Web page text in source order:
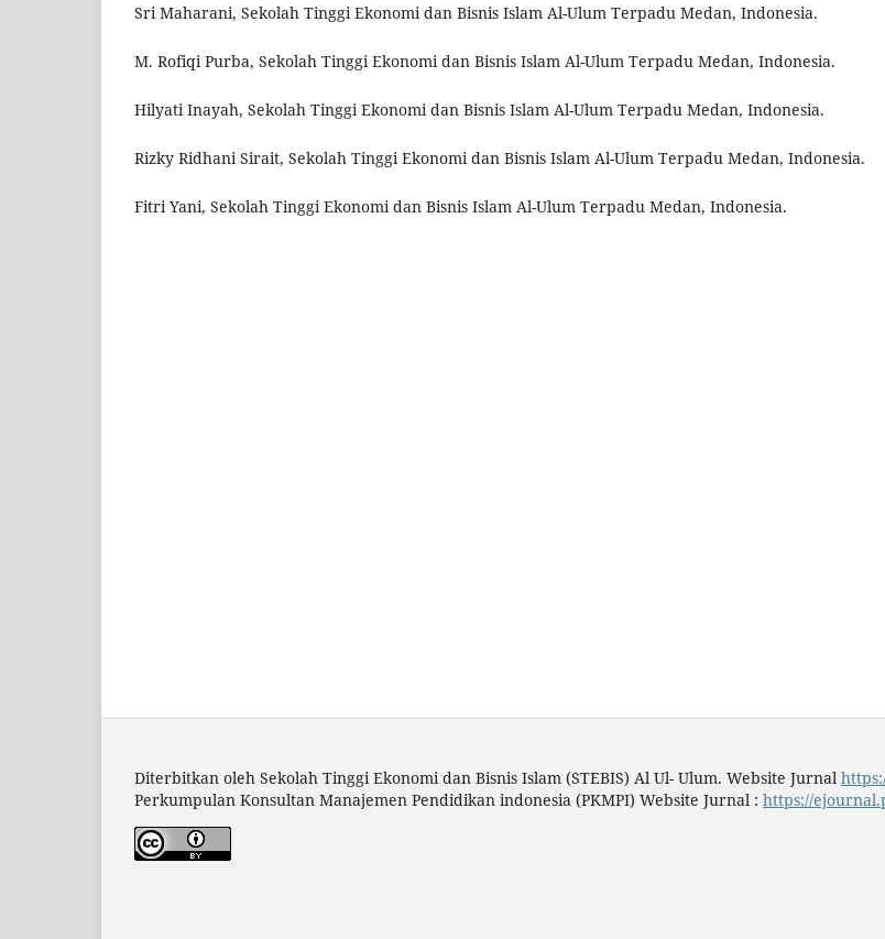
Sri Maharani, Sekolah Tinggi Ekonomi dan Bisnis Islam Al-Ulum Terpadu Medan, Indonesia.
M. Rofiqi Purba, Sekolah Tinggi Ekonomi dan Bisnis Islam Al-Ulum Terpadu Medan, Indonesia.
Hilyati Inayah, Sekolah Tinggi Ekonomi dan Bisnis Islam Al-Ulum Terpadu Medan, Indonesia.
Rizky Ridhani Sirait, Sekolah Tinggi Ekonomi dan Bisnis Islam Al-Ulum Terpadu Medan, Indonesia.
Fitri Yani, Sekolah Tinggi Ekonomi dan Bisnis Islam Al-Ulum Terpadu Medan, Indonesia.
Diterbitkan oleh Sekolah Tinggi Ekonomi dan Bisnis Islam (STEBIS) Al Ul- Ulum. Website Jurnal
Perkumpulan Konsultan Manajemen Pendidikan indonesia (PKMPI) Website Jurnal : https://